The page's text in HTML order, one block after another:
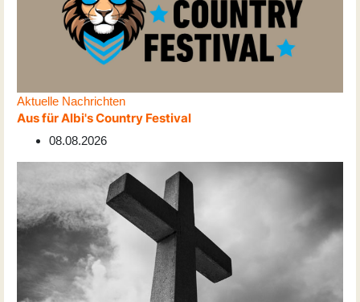
Aktuelle Nachrichten
Aus für Albi's Country Festival
08.08.2026